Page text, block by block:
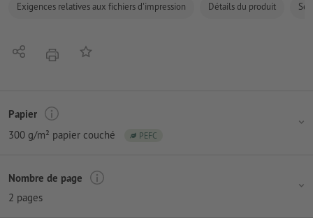
Exigences relatives aux fichiers d'impression Détails du produit
PartagerimprimerAjouter à liste d'article
Papier
300 g/m² papier couché
PEFC
Nombre de page
2 pages